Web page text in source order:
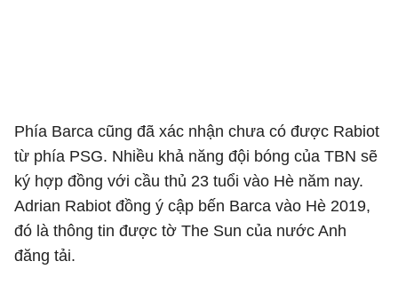
Phía Barca cũng đã xác nhận chưa có được Rabiot
từ phía PSG. Nhiều khả năng đội bóng của TBN sẽ
ký hợp đồng với cầu thủ 23 tuổi vào Hè năm nay.
Adrian Rabiot đồng ý cập bến Barca vào Hè 2019,
đó là thông tin được tờ The Sun của nước Anh
đăng tải.